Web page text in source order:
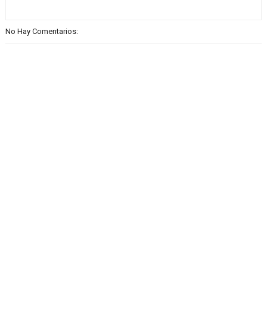
No Hay Comentarios: